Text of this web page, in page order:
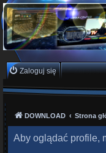
PKTeam - Polish
Team
Hyperion, Enigma, E2, PKT, listy
Zaloguj się
DOWNLOAD Strona
Aby oglądać profile,